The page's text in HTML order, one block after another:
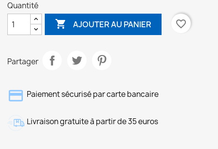
Quantité
 AJOUTER AU PANIER favorite_border
Partager
Paiement sécurisé par carte bancaire
Livraison gratuite à partir de 35 euros